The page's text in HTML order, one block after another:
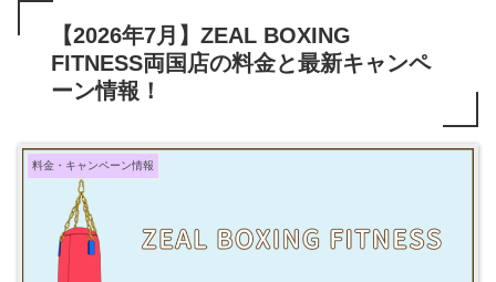
【2026年7月】ZEAL BOXING
FITNESS両国店の料金と最新キャンペ
ーン情報！
料金・キャンペーン情報